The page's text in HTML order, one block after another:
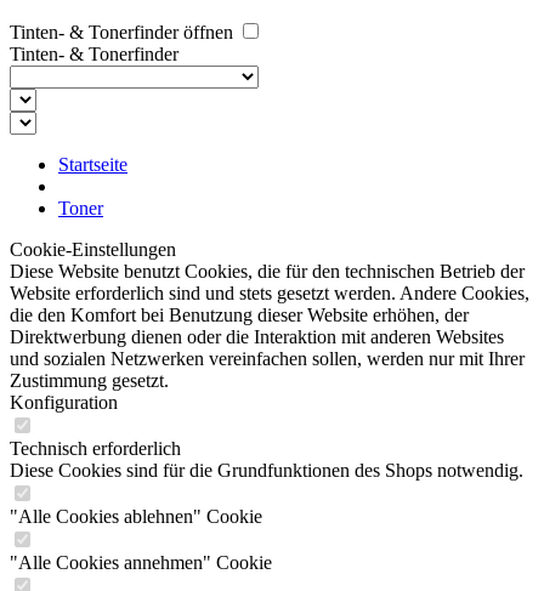
Tinten- & Tonerfinder öffnen
Tinten- & Tonerfinder
Startseite
Toner
Cookie-Einstellungen
Diese Website benutzt Cookies, die für den technischen Betrieb der
Website erforderlich sind und stets gesetzt werden. Andere Cookies,
die den Komfort bei Benutzung dieser Website erhöhen, der
Direktwerbung dienen oder die Interaktion mit anderen Websites
und sozialen Netzwerken vereinfachen sollen, werden nur mit Ihrer
Zustimmung gesetzt.
Konfiguration
Technisch erforderlich
Diese Cookies sind für die Grundfunktionen des Shops notwendig.
"Alle Cookies ablehnen" Cookie
"Alle Cookies annehmen" Cookie